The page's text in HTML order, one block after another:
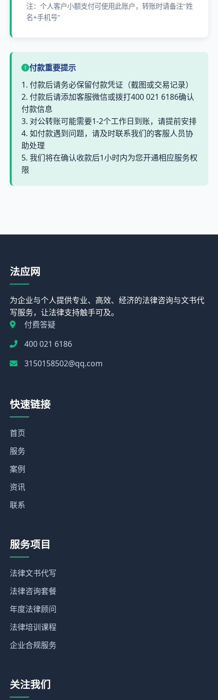
注：个人客户小额支付可使用此账户，转账时请备注"姓
名+手机号"
付款重要提示
1. 付款后请务必保留付款凭证（截图或交易记录）
2. 付款后请添加客服微信或拨打400 021 6186确认
付款信息
3. 对公转账可能需要1-2个工作日到账，请提前安排
4. 如付款遇到问题，请及时联系我们的客服人员协
助处理
5. 我们将在确认收款后1小时内为您开通相应服务权
限
法应网
为企业与个人提供专业、高效、经济的法律咨询与文书代
写服务，让法律支持触手可及。
付费答疑
400 021 6186
3150158502@qq.com
快速链接
首页
服务
案例
资讯
联系
服务项目
法律文书代写
法律咨询套餐
年度法律顾问
法律培训课程
企业合规服务
关注我们